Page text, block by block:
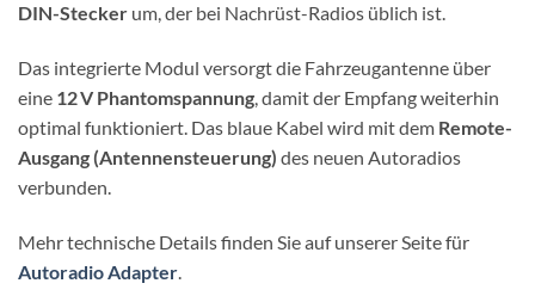
DIN-Stecker um, der bei Nachrüst-Radios üblich ist.
Das integrierte Modul versorgt die Fahrzeugantenne über
eine 12 V Phantomspannung, damit der Empfang weiterhin
optimal funktioniert. Das blaue Kabel wird mit dem Remote-
Ausgang (Antennensteuerung) des neuen Autoradios
verbunden.
Mehr technische Details finden Sie auf unserer Seite für
Autoradio Adapter.